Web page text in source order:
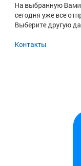
На выбранную Вами
сегодня уже все
Выберите другую
Контакты